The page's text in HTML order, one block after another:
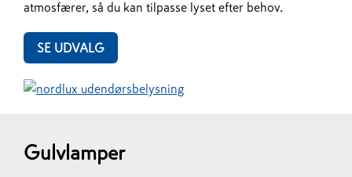
atmosfærer, så du kan tilpasse lyset efter behov.
SE UDVALG
Gulvlamper